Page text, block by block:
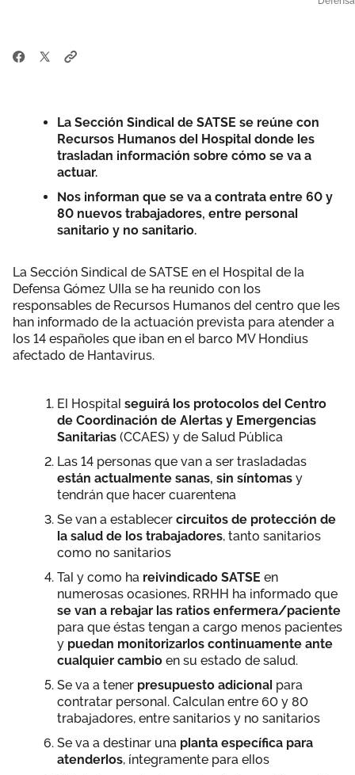
La Sección Sindical de SATSE se reúne con
Recursos Humanos del Hospital donde les
trasladan información sobre cómo se va a
actuar.
Nos informan que se va a contrata entre 60 y
80 nuevos trabajadores, entre personal
sanitario y no sanitario.
La Sección Sindical de SATSE en el Hospital de la
Defensa Gómez Ulla se ha reunido con los
responsables de Recursos Humanos del centro que les
han informado de la actuación prevista para atender a
los 14 españoles que iban en el barco MV Hondius
afectado de Hantavirus.
El Hospital seguirá los protocolos del Centro
de Coordinación de Alertas y Emergencias
Sanitarias (CCAES) y de Salud Pública
Las 14 personas que van a ser trasladadas
están actualmente sanas, sin síntomas y
tendrán que hacer cuarentena
Se van a establecer circuitos de protección de
la salud de los trabajadores, tanto sanitarios
como no sanitarios
Tal y como ha reivindicado SATSE en
numerosas ocasiones, RRHH ha informado que
se van a rebajar las ratios enfermera/paciente
para que éstas tengan a cargo menos pacientes
y puedan monitorizarlos continuamente ante
cualquier cambio en su estado de salud.
Se va a tener presupuesto adicional para
contratar personal. Calculan entre 60 y 80
trabajadores, entre sanitarios y no sanitarios
Se va a destinar una planta específica para
atenderlos, íntegramente para ellos